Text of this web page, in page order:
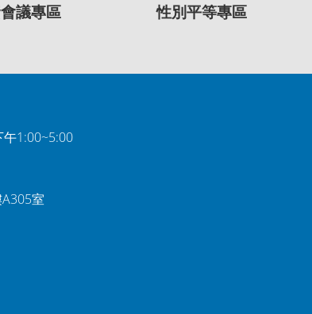
議專區 性別平等專區
1:00~5:00
室